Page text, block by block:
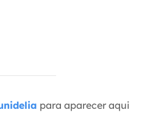
para aparecer aqui